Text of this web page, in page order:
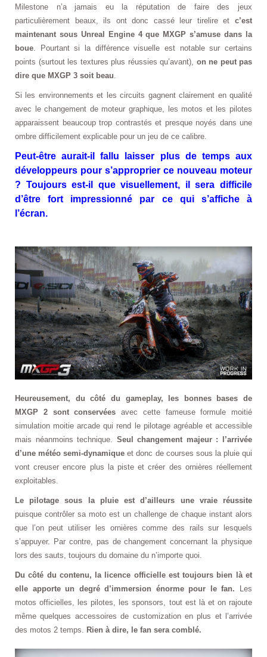
Milestone n’a jamais eu la réputation de faire des jeux
particulièrement beaux, ils ont donc cassé leur tirelire et c’est
maintenant sous Unreal Engine 4 que MXGP s’amuse dans la
boue . Pourtant si la différence visuelle est notable sur certains
points (surtout les textures plus réussies qu’avant), on ne peut pas
dire que MXGP 3 soit beau
Si les environnements et les circuits gagnent clairement en qualité
avec le changement de moteur graphique, les motos et les pilotes
apparaissent beaucoup trop contrastés et presque noyés dans une
ombre difficilement explicable pour un jeu de ce calibre.
Peut-être aurait-il fallu laisser plus de temps aux
développeurs pour s’approprier ce nouveau moteur
? Toujours est-il que visuellement, il sera difficile
d’être fort impressionné par ce qui s’affiche à
l’écran.
Heureusement, du côté du gameplay, les bonnes bases de
MXGP 2 sont conservées avec cette fameuse formule moitié
simulation moitie arcade qui rend le pilotage agréable et accessible
mais néanmoins technique. Seul changement majeur : l’arrivée
d’une météo semi-dynamique et donc de courses sous la pluie qui
vont creuser encore plus la piste et créer des ornières réellement
exploitables.
Le pilotage sous la pluie est d’ailleurs une vraie réussite
puisque contrôler sa moto est un challenge de chaque instant alors
que l’on peut utiliser les ornières comme des rails sur lesquels
s’appuyer. Par contre, pas de changement concernant la physique
lors des sauts, toujours du domaine du n’importe quoi.
Du côté du contenu, la licence officielle est toujours bien là et
elle apporte un degré d’immersion énorme pour le fan. Les
motos officielles, les pilotes, les sponsors, tout est là et on rajoute
même quelques accessoires de customization en plus et l’arrivée
des motos 2 temps. Rien à dire, le fan sera comblé.